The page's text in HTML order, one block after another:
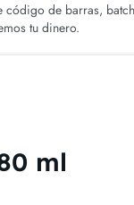
código de barras,
tu dinero.
ml